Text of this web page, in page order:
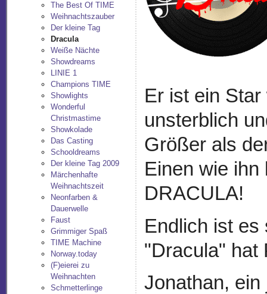
The Best Of TIME
Weihnachtszauber
Der kleine Tag
Dracula
Weiße Nächte
Showdreams
LINIE 1
Champions TIME
Showlights
Wonderful
Christmastime
Showkolade
Das Casting
Schooldreams
Der kleine Tag 2009
Märchenhafte
Weihnachtszeit
Neonfarben &
Dauerwelle
Faust
Grimmiger Spaß
TIME Machine
Norway.today
(F)eierei zu
Weihnachten
Schmetterlinge
Er ist ein
unsterblich
Größer als
Einen wie ihn
DRACULA!
Endlich ist es
"Dracula" hat
Jonathan,